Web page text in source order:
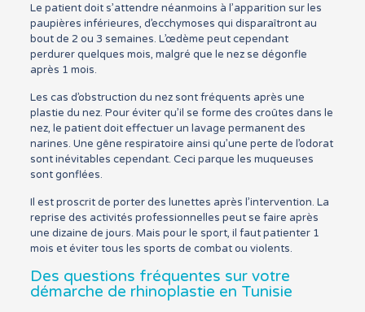
Le patient doit s’attendre néanmoins à l’apparition sur les
paupières inférieures, d’ecchymoses qui disparaîtront au
bout de 2 ou 3 semaines. L’œdème peut cependant
perdurer quelques mois, malgré que le nez se dégonfle
après 1 mois.
Les cas d’obstruction du nez sont fréquents après une
plastie du nez. Pour éviter qu’il se forme des croûtes dans le
nez, le patient doit effectuer un lavage permanent des
narines. Une gêne respiratoire ainsi qu’une perte de l’odorat
sont inévitables cependant. Ceci parque les muqueuses
sont gonflées.
Il est proscrit de porter des lunettes après l’intervention. La
reprise des activités professionnelles peut se faire après
une dizaine de jours. Mais pour le sport, il faut patienter 1
mois et éviter tous les sports de combat ou violents.
Des questions fréquentes sur votre
démarche de rhinoplastie en Tunisie